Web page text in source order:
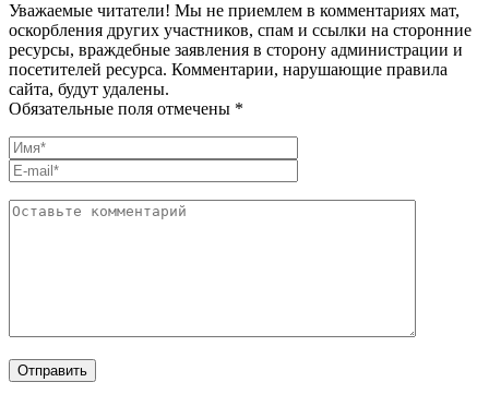
Уважаемые читатели! Мы не приемлем в комментариях мат,
оскорбления других участников, спам и ссылки на сторонние
ресурсы, враждебные заявления в сторону администрации и
посетителей ресурса. Комментарии, нарушающие правила
сайта, будут удалены.
Обязательные поля отмечены *